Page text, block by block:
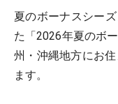
夏のボーナスシー
た「2026年夏のボ
州・沖縄地方にお
ます。